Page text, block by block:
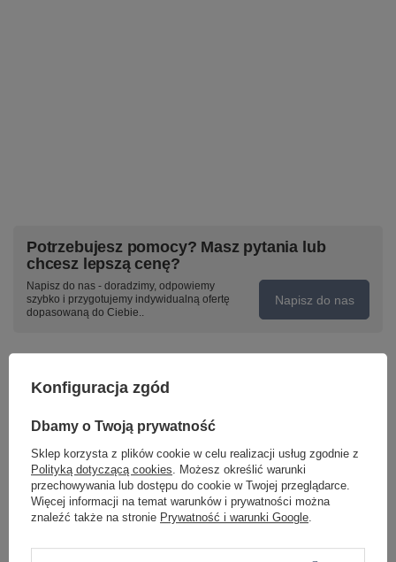
Potrzebujesz pomocy? Masz pytania lub
chcesz lepszą cenę?
Napisz do nas - doradzimy, odpowiemy
szybko i przygotujemy indywidualną ofertę
dopasowaną do Ciebie..
Napisz do nas
Model znajdziesz w kategoriach
Napisz swoją opinię
Twoja ocena:
5/5
Konfiguracja zgód
Dbamy o Twoją prywatność
Sklep korzysta z plików cookie w celu realizacji usług zgodnie z
Polityką dotyczącą cookies. Możesz określić warunki
przechowywania lub dostępu do cookie w Twojej przeglądarce.
Więcej informacji na temat warunków i prywatności można
znaleźć także na stronie Prywatność i warunki Google.